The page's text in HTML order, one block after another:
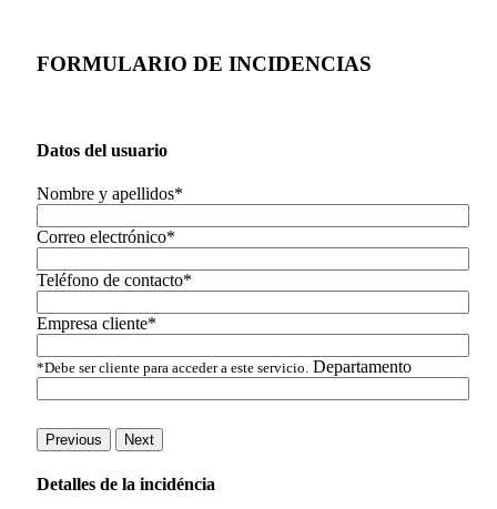
FORMULARIO DE INCIDENCIAS
Datos del usuario
Nombre y apellidos*
Correo electrónico*
Teléfono de contacto*
Empresa cliente*
*Debe ser cliente para acceder a este servicio. Departamento
Previous Next
Detalles de la incidéncia